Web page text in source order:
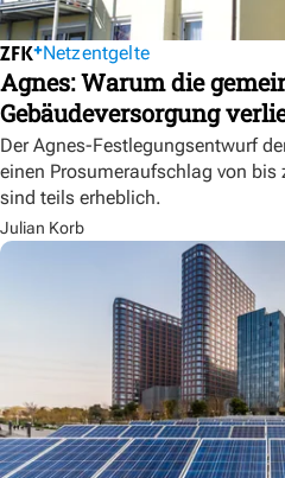
Netzentgelte
Agnes: Warum die
Gebäudeversorgung
Der Agnes-Festlegungsentwurf
einen Prosumeraufschlag von bis
sind teils erheblich.
Julian Korb